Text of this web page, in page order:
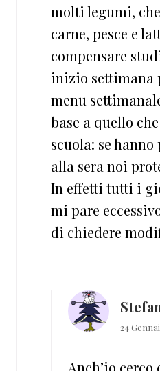
molti legumi,
carne, pesce e
compensare
inizio settimana
menu
base a quello
scuola: se
alla sera noi
In effetti tutti i
mi pare
di chiedere
24